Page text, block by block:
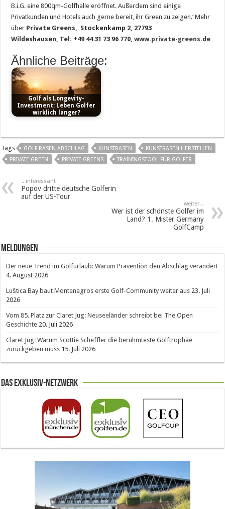
B.i.G. eine 800qm-Golfhalle eröffnet. Außerdem sind einige
Privatkunden und Hotels auch gerne bereit, ihr Green zu zeigen.‘ Mehr
über Private Greens, Stockenkamp 2, 27793
Wildeshausen, Tel: +49 44 31 73 96 770,www.private-greens.de
Ähnliche Beiträge:
Golf als Longevity-
Investment: Leben Golfer
wirklich länger?
Tags GOLF RASEN ABSCHLAG KUNSTRASEN
KUNSTRASEN HERSTELLEN
PRIVATE GREEN
PRIVATE GREENS TRAININGSTOOL FÜR GOLFER
.. interessant
Popov dritte deutsche Golferin
auf der US-Tour
weiter ..
Wer ist der schönste Golfer im
Land? 1. Mister Germany
GolfCamp
Meldungen
Der neue Trend im Golfurlaub: Warum Prävention den Abschlag verändert
4. August 2026
Luštica Bay baut Montenegros erste Golf-Community weiter aus 23. Juli
2026
Vom 85. Platz zur Claret Jug: Neuseeländer schreibt bei The Open
Geschichte 20. Juli 2026
Claret Jug: Warum Scottie Scheffler die berühmteste Golftrophäe
zurückgeben muss 15. Juli 2026
Das Exklusiv-Netzwerk